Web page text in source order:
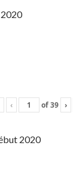
2020
‹ of39 ›
2020